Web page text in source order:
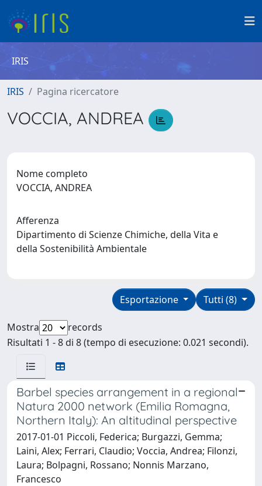
IRIS
IRIS Pagina ricercatore
VOCCIA, ANDREA
Nome completo
VOCCIA, ANDREA
Afferenza
Dipartimento di Scienze Chimiche, della Vita e
della Sostenibilità Ambientale
Tutti (8)
Esportazione
Mostra
records
Risultati 1 - 8 di 8 (tempo di esecuzione: 0.021 secondi).
Barbel species arrangement in a regional
Natura 2000 network (Emilia Romagna,
Northern Italy): An altitudinal perspective
2017-01-01 Piccoli, Federica; Burgazzi, Gemma;
Laini, Alex; Ferrari, Claudio; Voccia, Andrea; Filonzi,
Laura; Bolpagni, Rossano; Nonnis Marzano,
Francesco